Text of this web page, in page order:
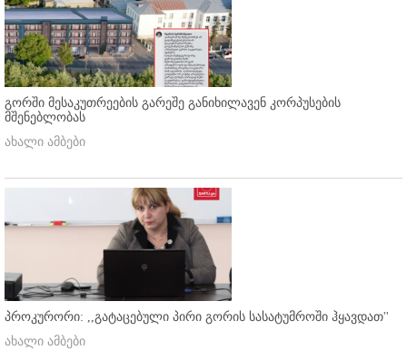
გორში მესაკუთრეების გარეშე განიხილავენ კორპუსების
მშენებლობას
ახალი ამბები
პროკურორი: ,,გატაცებული პირი გორის სასატუმროში ჰყავდათ''
ახალი ამბები